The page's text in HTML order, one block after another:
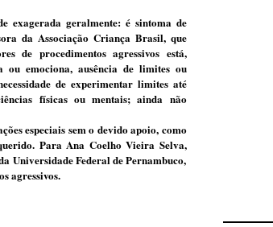
exagerada geralmente: é sintoma de
da Associação Criança Brasil, que
de procedimentos agressivos está,
emociona, ausência de limites ou
de experimentar limites até
físicas ou mentais; ainda não
especiais sem o devido apoio, como
Pa­ra Ana Coelho Vieira Selva,
Universidade Federal de Pernambuco,
agressivos.